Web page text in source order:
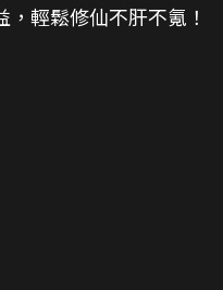
輕鬆修仙不肝不氪！